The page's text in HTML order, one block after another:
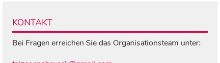
KONTAKT
Bei Fragen erreichen Sie das Organisationsteam unter: